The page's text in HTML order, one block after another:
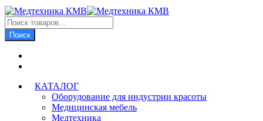
Поиск
товаров
Поиск
КАТАЛОГ
Оборудование для индустрии красоты
Медицинская мебель
Медтехника